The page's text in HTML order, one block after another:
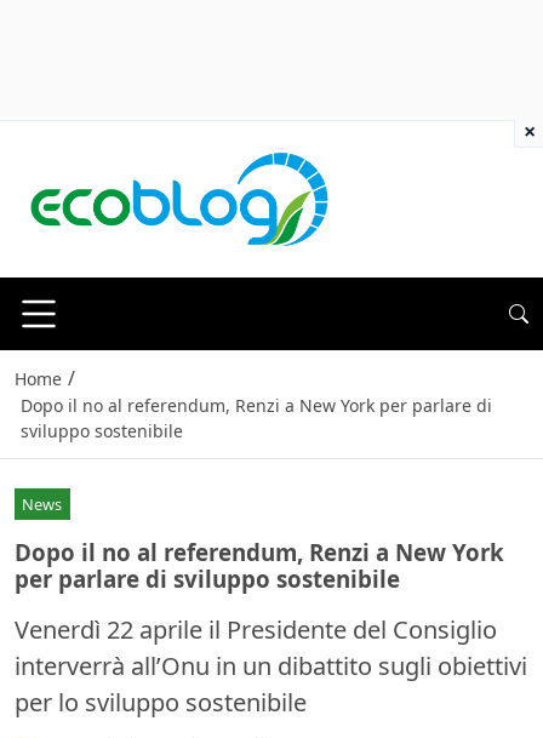
Home /
Dopo il no al referendum, Renzi a New York per parlare di
sviluppo sostenibile
News
Dopo il no al referendum, Renzi a New York
per parlare di sviluppo sostenibile
Venerdì 22 aprile il Presidente del Consiglio
interverrà all’Onu in un dibattito sugli obiettivi
per lo sviluppo sostenibile
×